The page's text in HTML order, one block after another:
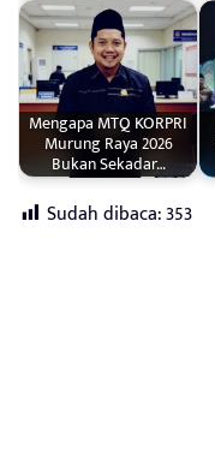
Mengapa MTQ KORPRI
Murung Raya 2026
Bukan Sekadar…
Sudah dibaca:353